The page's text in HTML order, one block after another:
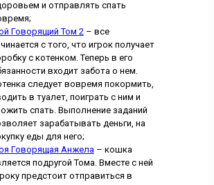
и отправлять спать
Говорящий Том 2 – все
с того, что игрок получает
с котенком. Теперь в его
входит забота о нем.
следует вовремя покормить,
в туалет, поиграть с ним и
спать. Выполнение заданий
зарабатывать деньги, на
еды для него;
Говорящая Анжела – кошка
подругой Тома. Вместе с ней
предстоит отправиться в